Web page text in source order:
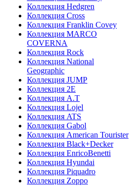
Коллекция Hedgren
Коллекция Cross
Коллекция Franklin Covey
Коллекция MARCO
COVERNA
Коллекция Rock
Коллекция National
Geographic
Коллекция JUMP
Коллекция 2E
Коллекция A.T
Коллекция Lojel
Коллекция ATS
Коллекция Gabol
Коллекция American Tourister
Коллекция Black+Decker
Коллекция EnricoBenetti
Коллекция Hyundai
Коллекция Piquadro
Коллекция Zoppo